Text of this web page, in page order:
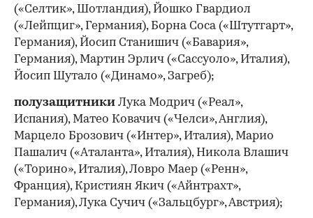
(«Селтик», Шотландия), Йошко Гвардиол
(«Лейпциг», Германия), Борна Соса («Штутгарт»,
Германия), Йосип Станишич («Бавария»,
Германия), Мартин Эрлич («Сассуоло», Италия),
Йосип Шутало («Динамо», Загреб);
полузащитники Лука Модрич («Реал»,
Испания), Матео Ковачич («Челси», Англия),
Марцело Брозович («Интер», Италия), Марио
Пашалич («Аталанта», Италия), Никола Влашич
(«Торино», Италия), Ловро Маер («Ренн»,
Франция), Кристиян Якич («Айнтрахт»,
Германия), Лука Сучич («Зальцбург», Австрия);